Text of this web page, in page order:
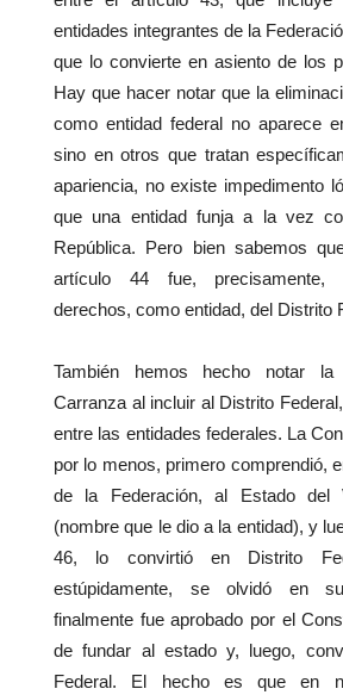
entidades integrantes de la
que lo convierte en asiento de los
Hay que hacer notar que la
como entidad federal no aparece
sino en otros que tratan
apariencia, no existe impedimento
que una entidad funja a la vez
República. Pero bien sabemos
artículo 44 fue, precisamente,
derechos, como entidad, del Distrito
También hemos hecho notar la
Carranza al incluir al Distrito
entre las entidades federales. La
por lo menos, primero comprendió,
de la Federación, al Estado del
(nombre que le dio a la entidad), y
46, lo convirtió en Distrito
estúpidamente, se olvidó en
finalmente fue aprobado por el
de fundar al estado y, luego,
Federal. El hecho es que en